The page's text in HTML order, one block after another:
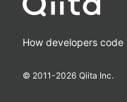
How developers code
© 2011-2026 Qiita Inc.